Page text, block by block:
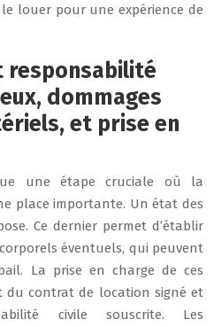
louer pour une expérience de
responsabilité
dommages
et prise en
une étape cruciale où la
place importante. Un état des
Ce dernier permet d’établir
éventuels, qui peuvent
La prise en charge de ces
du contrat de location signé et
civile souscrite. Les